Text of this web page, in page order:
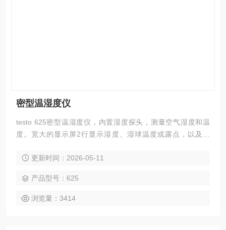
密型温湿度仪
testo 625密型温湿度仪，内置湿度探头，测量空气湿度和温
度。宽大的显示屏2行显示湿度、湿球温度或露点，以及温
带电缆的探头手柄（选配）。显示温度、相对湿度、湿球温度
更新时间：2026-05-11
产品型号：625
浏览量：3414